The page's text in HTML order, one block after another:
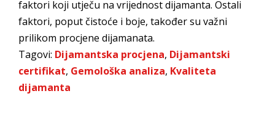
faktori koji utječu na vrijednost dijamanta. Ostali
faktori, poput čistoće i boje, također su važni
prilikom procjene dijamanata.
Tagovi: Dijamantska procjena, Dijamantski
certifikat, Gemološka analiza, Kvaliteta
dijamanta